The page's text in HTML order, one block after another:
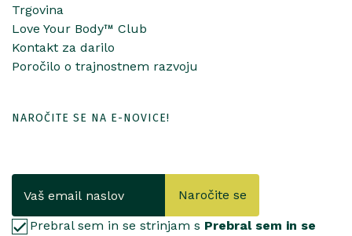
Trgovina
Love Your Body™ Club
Kontakt za darilo
Poročilo o trajnostnem razvoju
NAROČITE SE NA E-NOVICE!
Naročite se
Prebral sem in se strinjam s Prebral sem in se